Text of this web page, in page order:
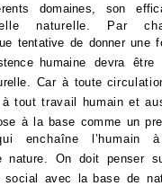
domaines, son
naturelle. Par
tentative de donner une
humaine devra être
Car à toute
tout travail humain et
à la base comme un
enchaîne l’humain
nature. On doit penser
social avec la base de